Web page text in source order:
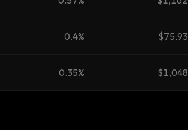
0.4% $75,93
0.35% $1,048